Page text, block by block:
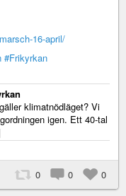
16-april/
#Frikyrkan
klimatnödläget? Vi
igen. Ett 40-tal
0 0 0